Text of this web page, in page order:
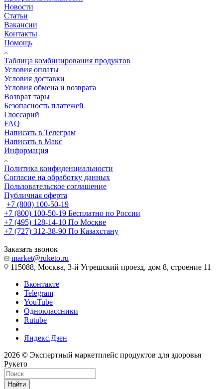
Новости
Статьи
Вакансии
Контакты
Помощь
Таблица комбинирования продуктов
Условия оплаты
Условия доставки
Условия обмена и возврата
Возврат тары
Безопасность платежей
Глоссарий
FAQ
Написать в Телеграм
Написать в Макс
Информация
Политика конфиденциальности
Согласие на обработку данных
Пользовательское соглашение
Публичная оферта
+7 (800) 100-50-19
+7 (800) 100-50-19 Бесплатно по России
+7 (495) 128-14-10 По Москве
+7 (727) 312-38-90 По Казахстану
Заказать звонок
market@ruketo.ru
115088, Москва, 3-й Угрешский проезд, дом 8, строение 11
Вконтакте
Telegram
YouTube
Одноклассники
Rutube
Яндекс.Дзен
2026 © Экспертный маркетплейс продуктов для здоровья
Рукето
Найти